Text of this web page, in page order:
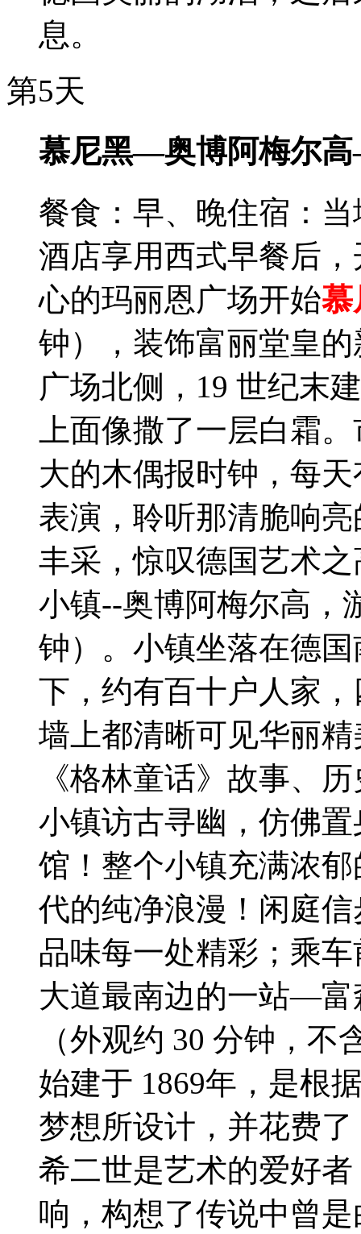
息。
第5天
慕尼黑—奥博阿梅尔
餐食：早、晚住宿：
酒店享用西式早餐后
心的玛丽恩广场开始慕
钟），装饰富丽堂皇
广场北侧，19 世纪末
上面像撒了一层白霜
大的木偶报时钟，每
表演，聆听那清脆响
丰采，惊叹德国艺术
小镇--奥博阿梅尔高，
钟）。小镇坐落在德
下，约有百十户人家
墙上都清晰可见华丽
《格林童话》故事、
小镇访古寻幽，仿佛
馆！整个小镇充满浓
代的纯净浪漫！闲庭
品味每一处精彩；乘
大道最南边的一站—富
（外观约 30 分钟，
始建于 1869年，是根
梦想所设计，并花费
希二世是艺术的爱好
响，构想了传说中曾